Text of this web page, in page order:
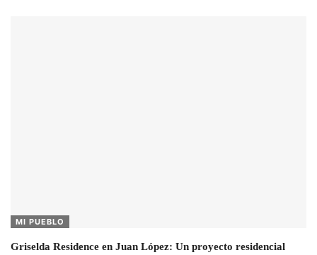
MI PUEBLO
Griselda Residence en Juan López: Un proyecto residencial